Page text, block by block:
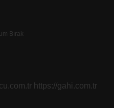
Bırak
https://gahi.com.tr